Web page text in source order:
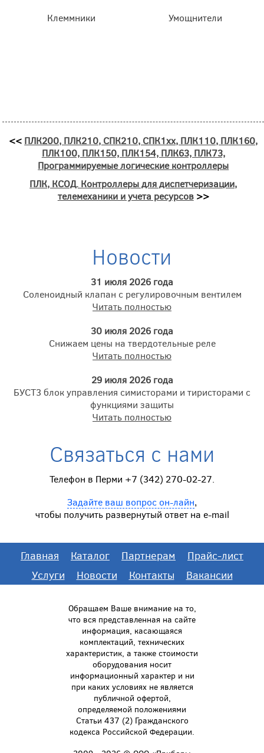
Клеммники Умощнители
<< ПЛК200, ПЛК210, СПК210, СПК1хх, ПЛК110, ПЛК160,
ПЛК100, ПЛК150, ПЛК154, ПЛК63, ПЛК73,
Программируемые логические контроллеры
ПЛК, КСОД. Контроллеры для диспетчеризации,
телемеханики и учета ресурсов>>
Новости
31 июля 2026 года
Соленоидный клапан с регулировочным вентилем
Читать полностью
30 июля 2026 года
Снижаем цены на твердотельные реле
Читать полностью
29 июля 2026 года
БУСТ3 блок управления симисторами и тиристорами с
функциями защиты
Читать полностью
Связаться с нами
Телефон в Перми +7 (342) 270-02-27.
Задайте ваш вопрос он-лайн,
чтобы получить развернутый ответ на e-mail
Главная Каталог Партнерам
Прайс-лист
Услуги
Новости Контакты Вакансии
Обращаем Ваше внимание на то,
что вся представленная на сайте
информация, касающаяся
комплектаций, технических
характеристик, а также стоимости
оборудования носит
информационный характер и ни
при каких условиях не является
публичной офертой,
определяемой положениями
Статьи 437 (2) Гражданского
кодекса Российской Федерации.